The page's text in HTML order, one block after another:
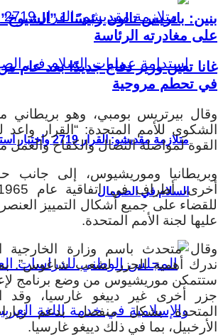
متلازمة مقديشو: القرار
السلام في الصومال
على مغادرته الرئاسة
غانا تعين وزير دفاع جديدًا بعد عام
في تحطم مروحية
وقال بيرتريس بومبي، وهو
الشكوى للأمم المتحدة: “القرار واعد
القوة لمواصلة النضال والكفاح والعمل
للقضاء على جميع أشكال التمييز
عليها لجنة الأمم المتحدة.
وقال متحدث باسم وزارة الخارجية
ندرك أهمية الجزر لشعب شاغوس”.
ستتمكن موريشيوس من وضع برنامج
جزر أخرى غير دييغو غارسيا، وقد
المتحدة بشكل منفصل بدعم
الأرخبيل، بما في ذلك دييغو غارسيا.